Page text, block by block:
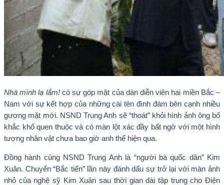
Nhà mình lạ lắm!có sự góp mặt của dàn diễn viên hai miền Bắc –
Nam với sự kết hợp của những cái tên đình đám bên cạnh nhiều
gương mặt mới. NSND Trung Anh sẽ “thoát” khỏi hình ảnh ông bố
khắc khổ quen thuộc và có màn lột xác đầy bất ngờ với một hình
tượng nhân vật chưa bao giờ anh thể hiện qua.
Đồng hành cùng NSND Trung Anh là “người bà quốc dân” Kim
Xuân. Chuyến “Bắc tiến” lần này đánh dấu sự trở lại với màn ảnh
nhỏ của nghệ sỹ Kim Xuân sau thời gian dài tập trung cho Điện